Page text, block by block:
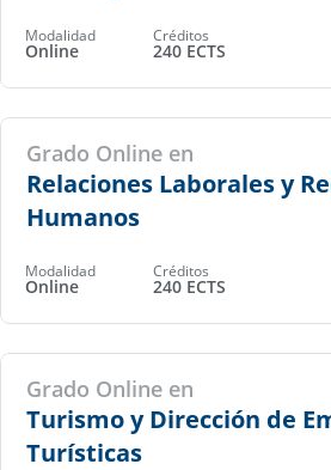
Modalidad
Online
Créditos
240 ECTS
Grado Online en
Relaciones Laborales y
Humanos
Modalidad
Online
Créditos
240 ECTS
Grado Online en
Turismo y Dirección de
Turísticas